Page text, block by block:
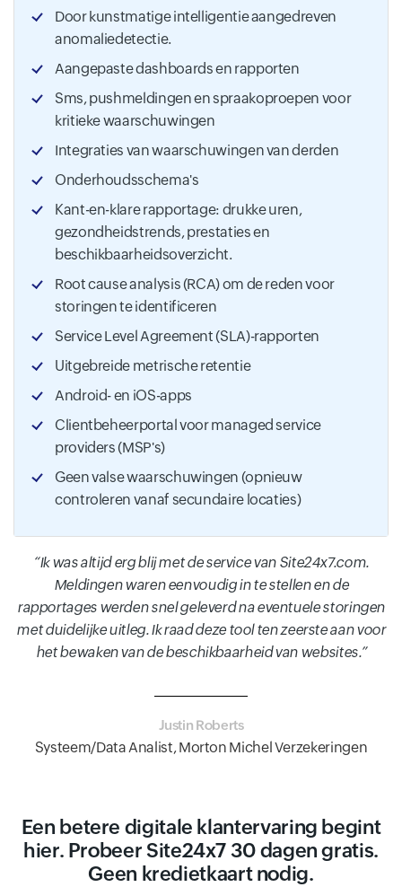
Door kunstmatige intelligentie aangedreven
anomaliedetectie.
Aangepaste dashboards en rapporten
Sms, pushmeldingen en spraakoproepen voor
kritieke waarschuwingen
Integraties van waarschuwingen van derden
Onderhoudsschema's
Kant-en-klare rapportage: drukke uren,
gezondheidstrends, prestaties en
beschikbaarheidsoverzicht.
Root cause analysis (RCA) om de reden voor
storingen te identificeren
Service Level Agreement (SLA)-rapporten
Uitgebreide metrische retentie
Android- en iOS-apps
Clientbeheerportal voor managed service
providers (MSP's)
Geen valse waarschuwingen (opnieuw
controleren vanaf secundaire locaties)
Ik was altijd erg blij met de service van Site24x7.com.
Meldingen waren eenvoudig in te stellen en de
rapportages werden snel geleverd na eventuele storingen
met duidelijke uitleg. Ik raad deze tool ten zeerste aan voor
het bewaken van de beschikbaarheid van websites.
Justin Roberts
Systeem/Data Analist, Morton Michel Verzekeringen
Een betere digitale klantervaring begint
hier. Probeer Site24x7 30 dagen gratis.
Geen kredietkaart nodig.